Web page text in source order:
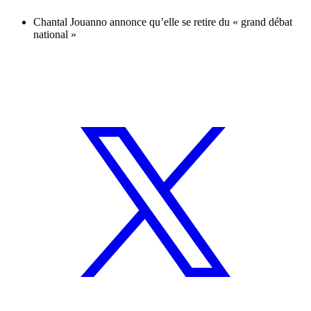
Chantal Jouanno annonce qu’elle se retire du « grand débat
national »